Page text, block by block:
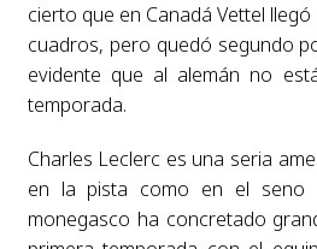
cierto que en Canadá Vettel
cuadros, pero quedó segundo
evidente que al alemán no
temporada.
Charles Leclerc es una seria
en la pista como en el seno
monegasco ha concretado